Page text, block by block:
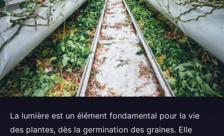
La lumière est un élément fondamental pour la vie
des plantes, dès la germination des graines. Elle